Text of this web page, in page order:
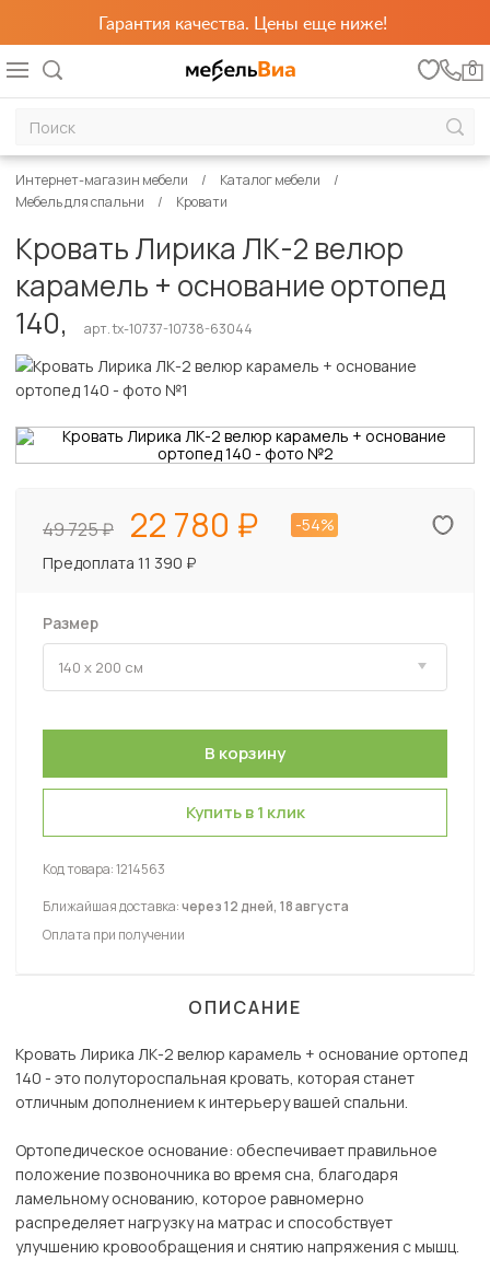
Гарантия качества. Цены еще ниже!
0
Интернет-магазин мебели
Каталог мебели
Мебель для спальни
Кровати
Кровать Лирика ЛК-2 велюр
карамель + основание ортопед
140,
арт. tx-10737-10738-63044
49 725 22 780
-54%
Предоплата 11 390 ₽
Размер
Купить в 1 клик
Код товара:1214563
Ближайшая доставка:через 12 дней, 18 августа
Оплата при получении
ОПИСАНИЕ
Кровать Лирика ЛК-2 велюр карамель + основание ортопед
140 - это полутороспальная кровать, которая станет
отличным дополнением к интерьеру вашей спальни.
Ортопедическое основание: обеспечивает правильное
положение позвоночника во время сна, благодаря
ламельному основанию, которое равномерно
распределяет нагрузку на матрас и способствует
улучшению кровообращения и снятию напряжения с мышц.